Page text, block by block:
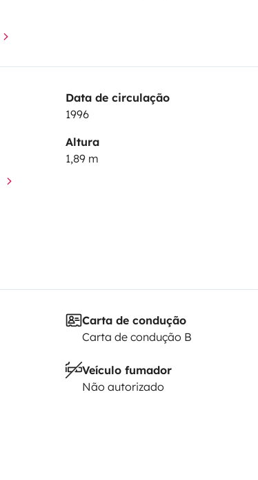
Data de circulação
1996
Altura
1,89 m
Carta de condução
Carta de condução B
Veículo fumador
Não autorizado